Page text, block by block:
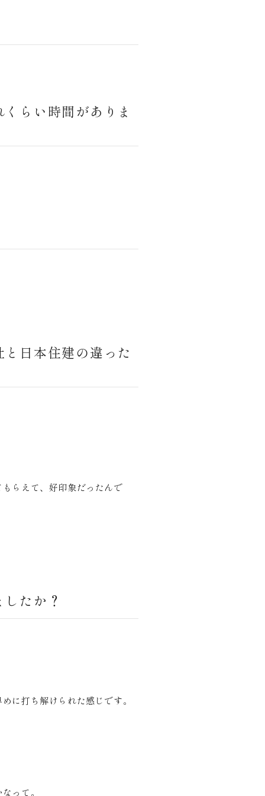
らい時間がありま
日本住建の違った
らえて、好印象だったんで
たか？
に打ち解けられた感じです。
って。